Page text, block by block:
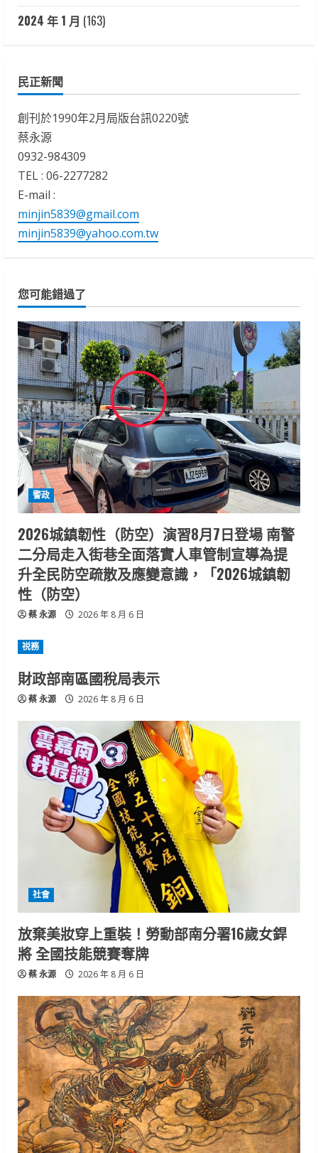
2024 年 1 月 (163)
民正新聞
創刊於1990年2月局版台訊0220號
蔡永源
0932-984309
TEL : 06-2277282
E-mail :
minjin5839@gmail.com
minjin5839@yahoo.com.tw
您可能錯過了
警政
2026城鎮韌性（防空）演習8月7日登場 南警
二分局走入街巷全面落實人車管制宣導為提
升全民防空疏散及應變意識，「2026城鎮韌
性（防空）
蔡 永源 2026 年 8 月 6 日
祱務
財政部南區國稅局表示
蔡 永源 2026 年 8 月 6 日
社會
放棄美妝穿上重裝！勞動部南分署16歲女銲
將 全國技能競賽奪牌
蔡 永源 2026 年 8 月 6 日